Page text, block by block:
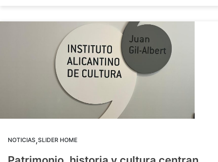
NOTICIAS,SLIDER HOME